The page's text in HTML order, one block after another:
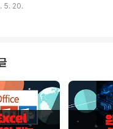
일 2단계 인증 해외로그인 차단으
입력해야 된다면 얼마나 귀찮겠습니
다. 오른쪽 "내 메일함" 항목 바로
"설정" 아이콘을 클릭합니다. ▼ 환
하면 상단 메뉴 목록에서 서명/빠른
니다. ▼ 바로 아래로 내려가서 서명
다. 제일 상단에 있는 서명 설정 옵션
니..
5. 20.